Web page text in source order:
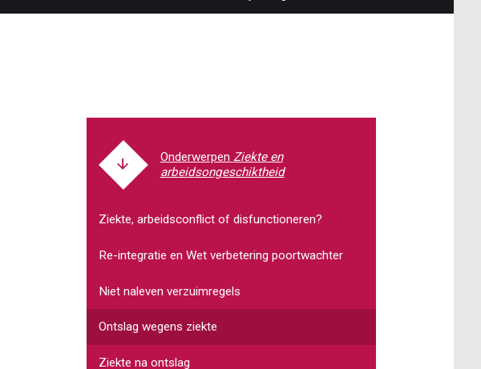
navigation
Ziekte en
arbeidsongeschiktheid
Ziekte, arbeidsconflict of disfunctioneren?
Re-integratie en Wet verbetering poortwachter
Niet naleven verzuimregels
Ontslag wegens ziekte
Ziekte na ontslag